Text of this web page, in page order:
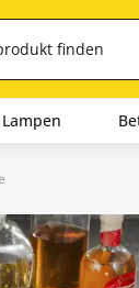
Lampen